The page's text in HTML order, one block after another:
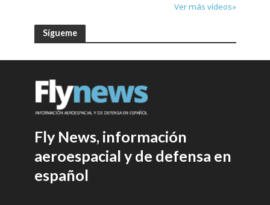
Ver más vídeos»
Sígueme
Fly News, información
aeroespacial y de defensa en
español